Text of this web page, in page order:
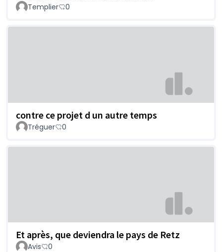
Templier 0
contre ce projet d un autre temps
Tréguer 0
Et après, que deviendra le pays de Retz
Avis 0